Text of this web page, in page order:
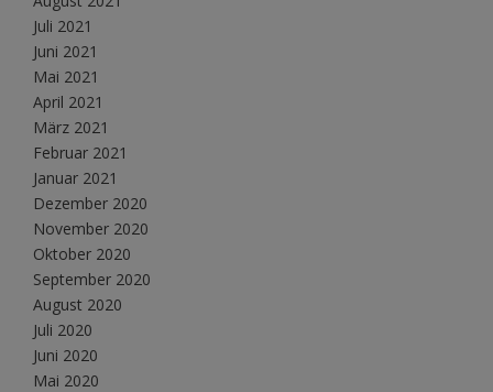
Juli 2021
Juni 2021
Mai 2021
April 2021
März 2021
Februar 2021
Januar 2021
Dezember 2020
November 2020
Oktober 2020
September 2020
August 2020
Juli 2020
Juni 2020
Mai 2020